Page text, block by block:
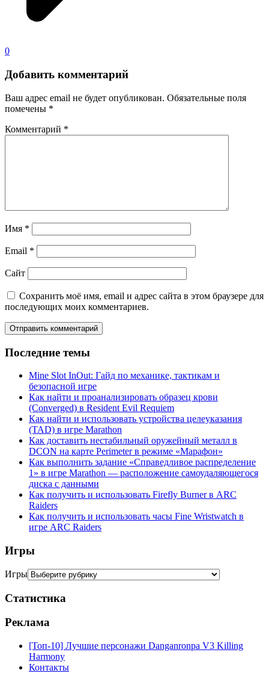
0
Добавить комментарий
Ваш адрес email не будет опубликован. Обязательные поля
помечены *
Комментарий *
Имя *
Email *
Сайт
Сохранить моё имя, email и адрес сайта в этом браузере для
последующих моих комментариев.
Последние темы
Mine Slot InOut: Гайд по механике, тактикам и
безопасной игре
Как найти и проанализировать образец крови
(Converged) в Resident Evil Requiem
Как найти и использовать устройства целеуказания
(TAD) в игре Marathon
Как доставить нестабильный оружейный металл в
DCON на карте Perimeter в режиме «Марафон»
Как выполнить задание «Справедливое распределение
1» в игре Marathon — расположение самоудаляющегося
диска с данными
Как получить и использовать Firefly Burner в ARC
Raiders
Как получить и использовать часы Fine Wristwatch в
игре ARC Raiders
Игры
Игры
Статистика
Реклама
[Топ-10] Лучшие персонажи Danganronpa V3 Killing
Harmony
Контакты